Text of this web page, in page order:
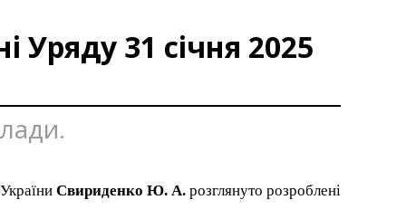
Уряду 31 січня 2025
Свириденко Ю. А. розглянуто розроблені